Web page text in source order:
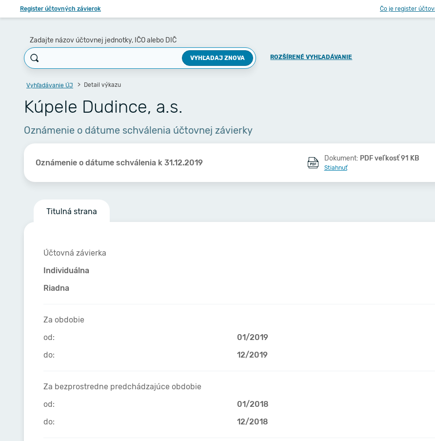
Register účtovných závierok Čo je register
Zadajte názov účtovnej jednotky, IČO alebo DIČ
VYHĽADAJ ZNOVA ROZŠÍRENÉ VYHĽADÁVANIE
Vyhľadávanie ÚJ Detail výkazu
Kúpele Dudince, a.s.
Oznámenie o dátume schválenia účtovnej závierky
Oznámenie o dátume schválenia k 31.12.2019 Dokument: PDF veľkosť 91 KB
Stiahnuť
Titulná strana
Účtovná závierka
Individuálna
Riadna
Za obdobie
od:
01/2019
do:
12/2019
Za bezprostredne predchádzajúce obdobie
od:
01/2018
do:
12/2018